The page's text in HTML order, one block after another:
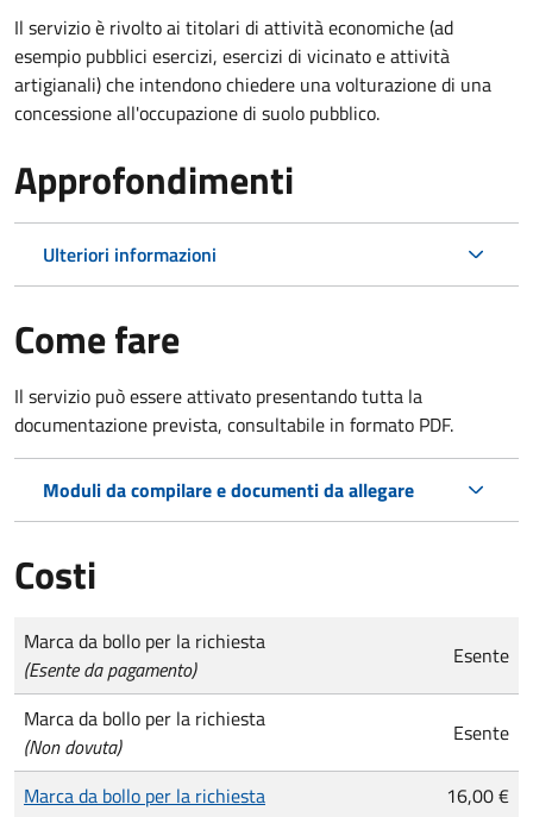
Il servizio è rivolto ai titolari di attività economiche (ad
esempio pubblici esercizi, esercizi di vicinato e attività
artigianali) che intendono chiedere una volturazione di una
concessione all'occupazione di suolo pubblico.
Approfondimenti
Ulteriori informazioni
Come fare
Il servizio può essere attivato presentando tutta la
documentazione prevista, consultabile in formato PDF.
Moduli da compilare e documenti da allegare
Costi
Tipo di pagamento
Importo
Marca da bollo per la richiesta
(Esente da pagamento)
Esente
Marca da bollo per la richiesta
(Non dovuta)
Esente
Marca da bollo per la richiesta 16,00 €